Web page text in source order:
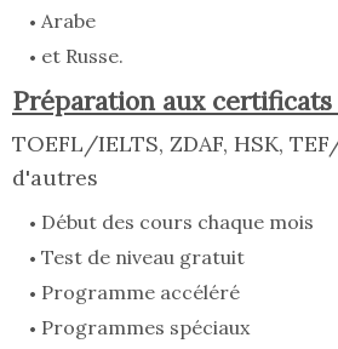
Arabe
et Russe.
Préparation aux certificats
TOEFL/IELTS, ZDAF, HSK,
d'autres
Début des cours chaque mois
Test de niveau gratuit
Programme accéléré
Programmes spéciaux